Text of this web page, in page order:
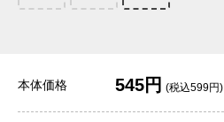
本体価格 545円 (税込599円)